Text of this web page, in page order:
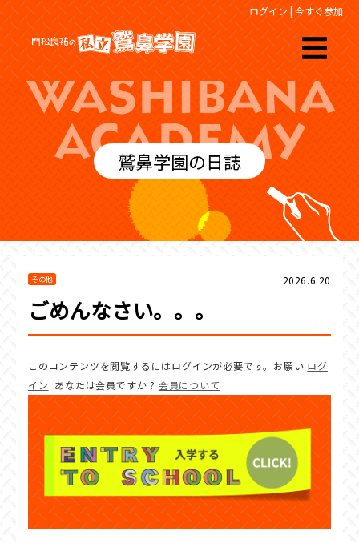
ログイン | 今すぐ参加
鷲鼻学園の日誌
その他 2026.6.20
ごめんなさい。。。
このコンテンツを閲覧するにはログインが必要です。お願い ログ
イン. あなたは会員ですか ? 会員について